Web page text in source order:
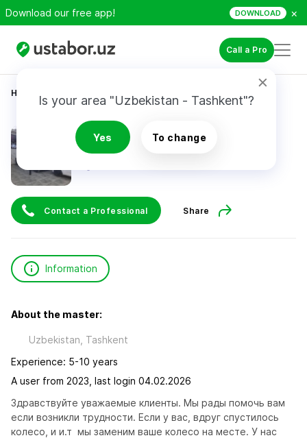
Download our free app! DOWNLOAD ×
Call a Pro
Is your area "Uzbekistan - Tashkent"?
Yes To change
Home
Umurzakov Umar
Contact a Professional Share
Information
About the master:
Uzbekistan, Tashkent
Experience: 5-10 years
A user from 2023, last login 04.02.2026
Здравствуйте уважаемые клиенты. Мы рады помочь вам
если возникли трудности. Если у вас, вдруг спустилось
колесо, и и.т  мы заменим ваше колесо на месте. У нас